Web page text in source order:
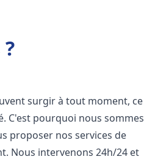
surgir à tout moment, ce
C'est pourquoi nous sommes
proposer nos services de
Nous intervenons 24h/24 et